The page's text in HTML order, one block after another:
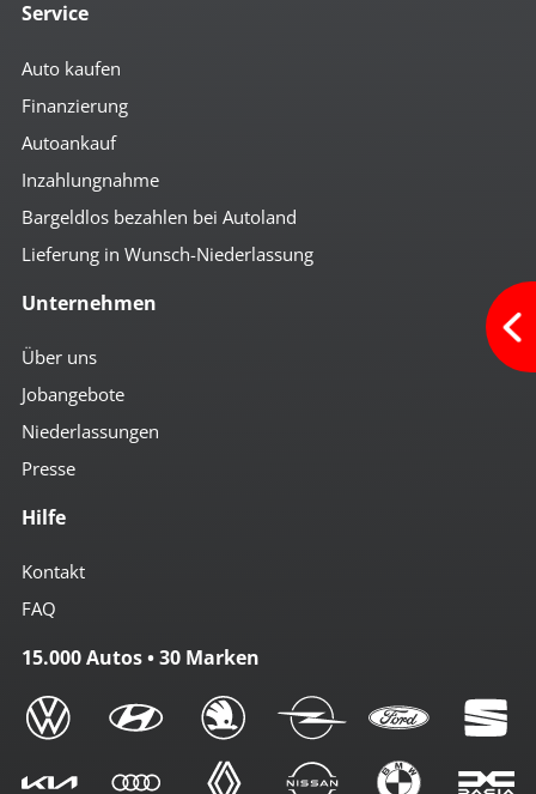
Service
Auto kaufen
Finanzierung
Autoankauf
Inzahlungnahme
Bargeldlos bezahlen bei Autoland
Lieferung in Wunsch-Niederlassung
Unternehmen
Über uns
Jobangebote
Niederlassungen
Presse
Hilfe
Kontakt
FAQ
15.000 Autos • 30 Marken